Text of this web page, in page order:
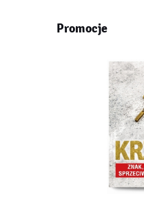
Promocje